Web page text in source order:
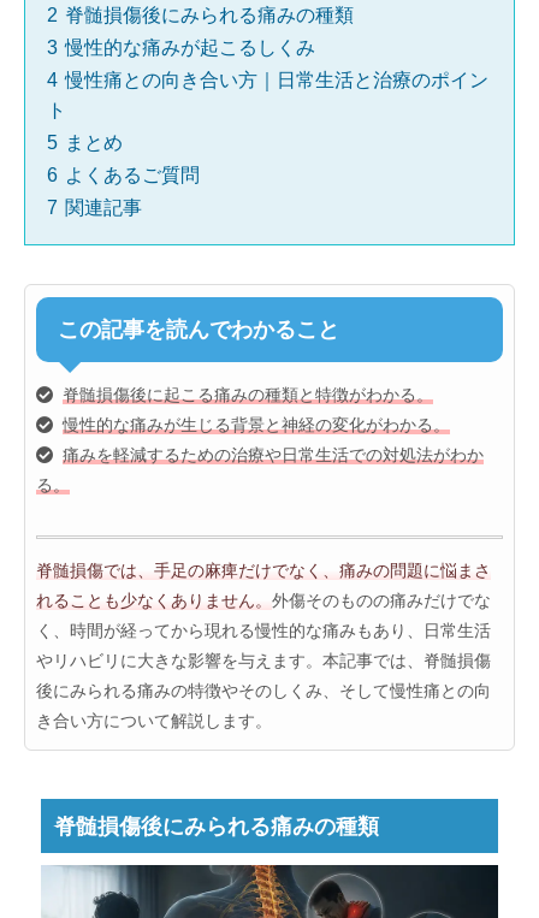
2 脊髄損傷後にみられる痛みの種類
3 慢性的な痛みが起こるしくみ
4 慢性痛との向き合い方｜日常生活と治療のポイン
ト
5 まとめ
6 よくあるご質問
7 関連記事
この記事を読んでわかること
脊髄損傷後に起こる痛みの種類と特徴がわかる。
慢性的な痛みが生じる背景と神経の変化がわかる。
痛みを軽減するための治療や日常生活での対処法がわか
る。
脊髄損傷では、手足の麻痺だけでなく、痛みの問題に悩まさ
れることも少なくありません。 外傷そのものの痛みだけでな
く、時間が経ってから現れる慢性的な痛みもあり、日常生活
やリハビリに大きな影響を与えます。本記事では、脊髄損傷
後にみられる痛みの特徴やそのしくみ、そして慢性痛との向
き合い方について解説します。
脊髄損傷後にみられる痛みの種類